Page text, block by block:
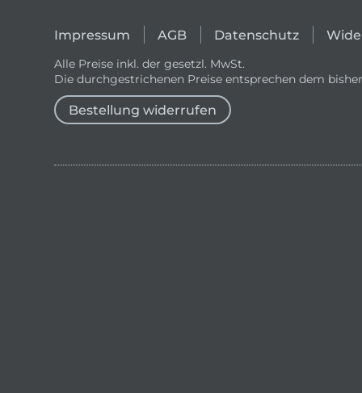
Impressum AGB Datenschutz
Alle Preise inkl. der gesetzl. MwSt.
Die durchgestrichenen Preise entsprechen dem
Bestellung widerrufen